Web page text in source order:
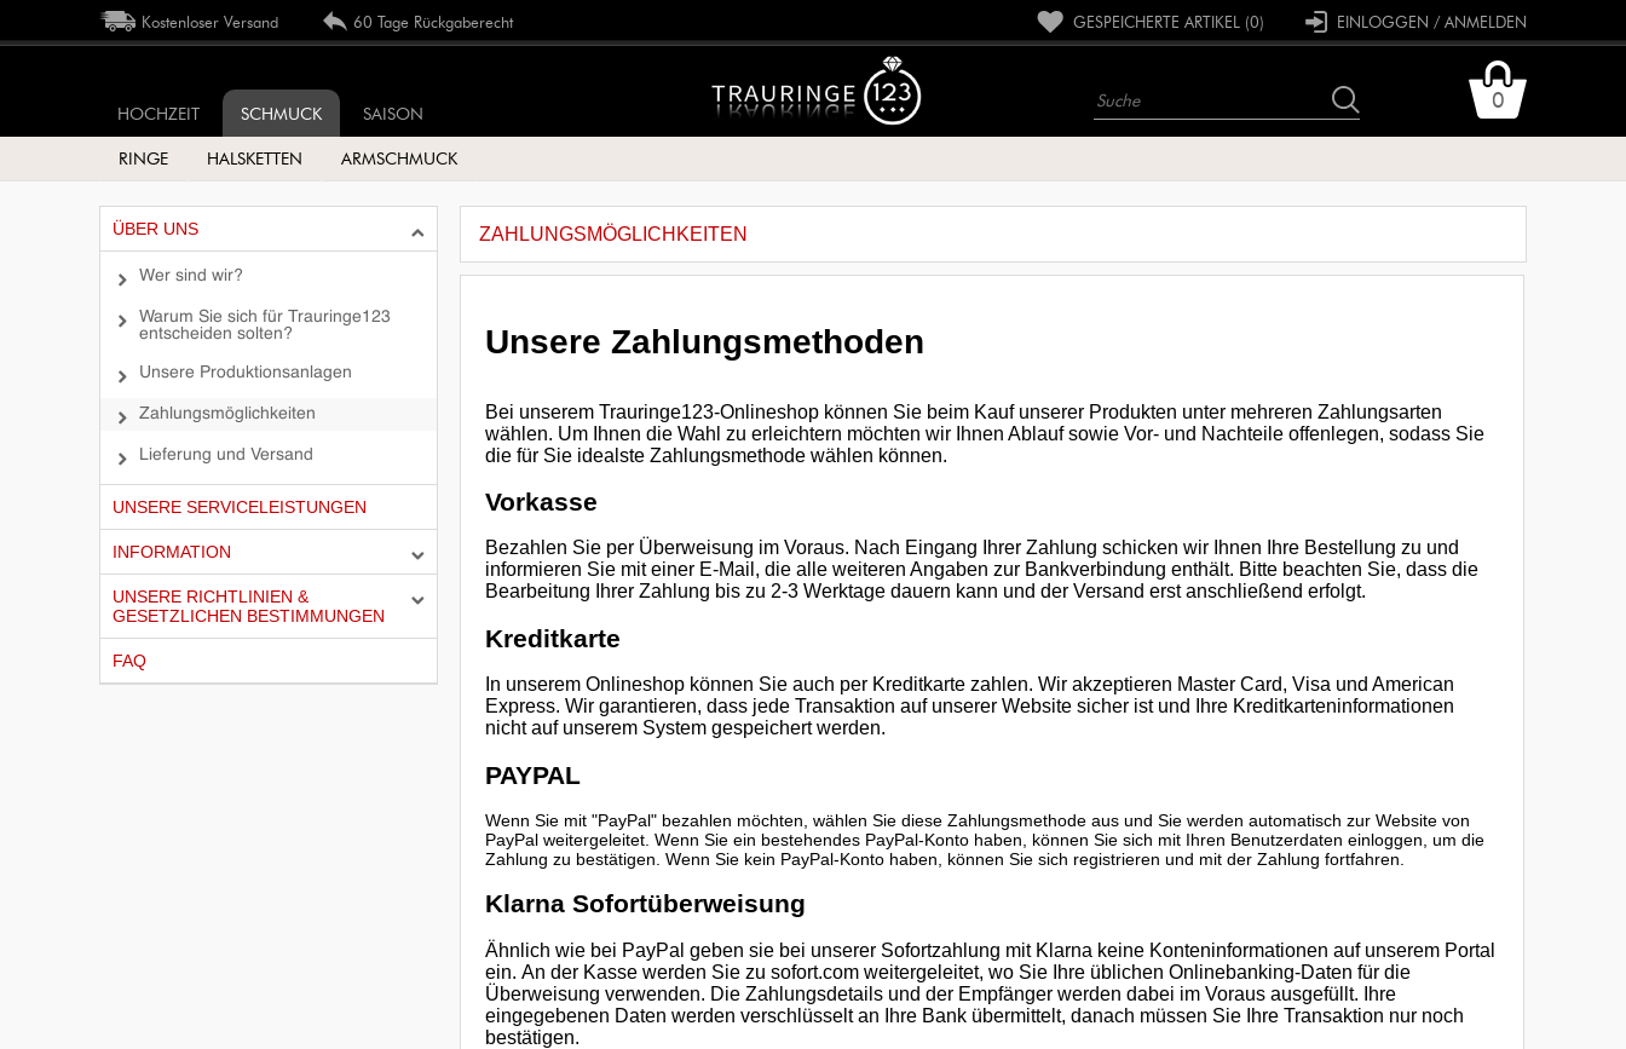
Kostenloser Versand 60 Tage Rückgaberecht GESPEICHERTE ARTIKEL (0) EINLOGGEN / ANMELDEN
HOCHZEIT SCHMUCK SAISON
0
RINGE HALSKETTEN ARMSCHMUCK
ÜBER UNS
Wer sind wir?
Warum Sie sich für Trauringe123
entscheiden solten?
Unsere Produktionsanlagen
Zahlungsmöglichkeiten
Lieferung und Versand
UNSERE SERVICELEISTUNGEN
INFORMATION
UNSERE RICHTLINIEN &
GESETZLICHEN BESTIMMUNGEN
FAQ
ZAHLUNGSMÖGLICHKEITEN
Unsere Zahlungsmethoden
Bei unserem Trauringe123-Onlineshop können Sie beim Kauf unserer Produkten unter mehreren Zahlungsarten
wählen. Um Ihnen die Wahl zu erleichtern möchten wir Ihnen Ablauf sowie Vor- und Nachteile offenlegen, sodass Sie
die für Sie idealste Zahlungsmethode wählen können.
Vorkasse
Bezahlen Sie per Überweisung im Voraus. Nach Eingang Ihrer Zahlung schicken wir Ihnen Ihre Bestellung zu und
informieren Sie mit einer E-Mail, die alle weiteren Angaben zur Bankverbindung enthält. Bitte beachten Sie, dass die
Bearbeitung Ihrer Zahlung bis zu 2-3 Werktage dauern kann und der Versand erst anschließend erfolgt.
Kreditkarte
In unserem Onlineshop können Sie auch per Kreditkarte zahlen. Wir akzeptieren Master Card, Visa und American
Express. Wir garantieren, dass jede Transaktion auf unserer Website sicher ist und Ihre Kreditkarteninformationen
nicht auf unserem System gespeichert werden.
PAYPAL
Wenn Sie mit "PayPal" bezahlen möchten, wählen Sie diese Zahlungsmethode aus und Sie werden automatisch zur Website von
PayPal weitergeleitet. Wenn Sie ein bestehendes PayPal-Konto haben, können Sie sich mit Ihren Benutzerdaten einloggen, um die
Zahlung zu bestätigen. Wenn Sie kein PayPal-Konto haben, können Sie sich registrieren und mit der Zahlung fortfahren.
Klarna Sofortüberweisung
Ähnlich wie bei PayPal geben sie bei unserer Sofortzahlung mit Klarna keine Konteninformationen auf unserem Portal
ein. An der Kasse werden Sie zu sofort.com weitergeleitet, wo Sie Ihre üblichen Onlinebanking-Daten für die
Überweisung verwenden. Die Zahlungsdetails und der Empfänger werden dabei im Voraus ausgefüllt. Ihre
eingegebenen Daten werden verschlüsselt an Ihre Bank übermittelt, danach müssen Sie Ihre Transaktion nur noch
bestätigen.